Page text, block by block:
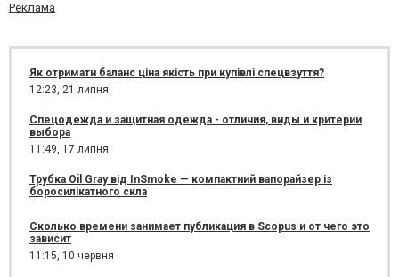
Реклама
Як отримати баланс ціна якість при купівлі спецвзуття?
12:23, 21 липня
Спецодежда и защитная одежда - отличия, виды и критерии
выбора
11:49, 17 липня
Трубка Oil Gray від InSmoke — компактний вапорайзер із
боросилікатного скла
Сколько времени занимает публикация в Scopus и от чего это
зависит
11:15, 10 червня